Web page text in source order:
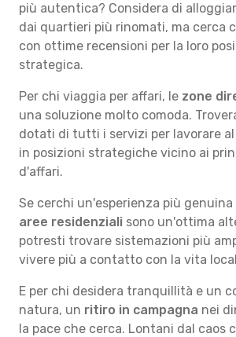
più autentica? Considera di
dai quartieri più rinomati, ma cerca
con ottime recensioni per la loro
strategica.
Per chi viaggia per affari, le zone
una soluzione molto comoda.
dotati di tutti i servizi per lavorare
in posizioni strategiche vicino ai
d'affari.
Se cerchi un'esperienza più
aree residenziali sono un'ottima
potresti trovare sistemazioni più
vivere più a contatto con la vita
E per chi desidera tranquillità e un
natura, un ritiro in campagna nei
la pace che cerca. Lontani dal caos